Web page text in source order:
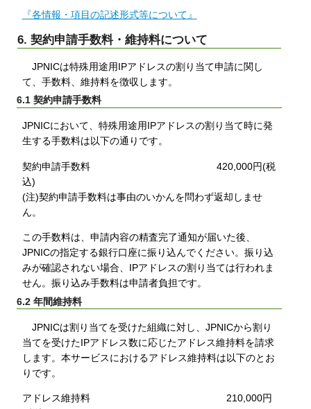
『各情報・項目の記述形式等について』
6. 契約申請手数料・維持料について
JPNICは特殊用途用IPアドレスの割り当て申請に関し
て、手数料、維持料を徴収します。
6.1 契約申請手数料
JPNICにおいて、特殊用途用IPアドレスの割り当て時に発
生する手数料は以下の通りです。
契約申請手数料 420,000円(税
込)
(注)契約申請手数料は事由のいかんを問わず返却しませ
ん。
この手数料は、申請内容の精査完了通知が届いた後、
JPNICの指定する銀行口座に振り込んでください。振り込
みが確認されない場合、IPアドレスの割り当ては行われま
せん。振り込み手数料は申請者負担です。
6.2 年間維持料
JPNICは割り当てを受けた組織に対し、JPNICから割り
当てを受けたIPアドレス数に応じたアドレス維持料を請求
します。本サービスにおけるアドレス維持料は以下のとお
りです。
アドレス維持料 210,000円